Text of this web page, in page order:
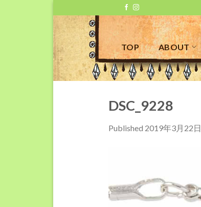
content
TOP ABOUT
DSC_9228
Published 2019年3月22日